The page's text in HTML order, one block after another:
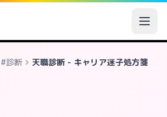
#診断 天職診断 - キャリア迷子処方箋